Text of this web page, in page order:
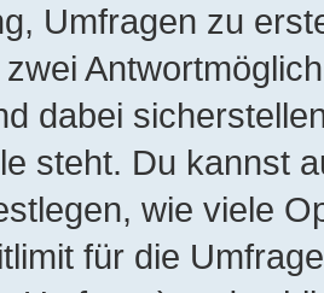
Umfragen zu
dabei
steht. Du kannst
wie viele
für die